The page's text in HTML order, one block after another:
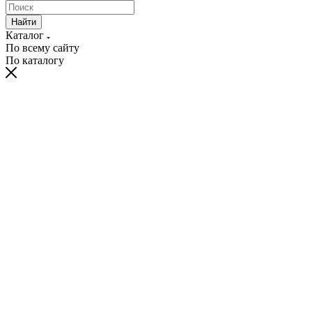
Найти
Каталог
По всему сайту
По каталогу